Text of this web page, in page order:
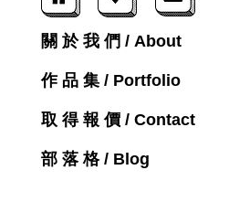
關 於 我 們 / About
作 品 集 / Portfolio
取 得 報 價 / Contact
部 落 格 / Blog